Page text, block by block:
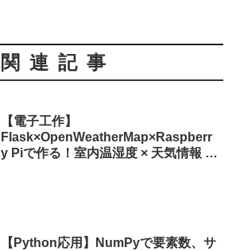
関連記事
【電子工作】
Flask×OpenWeatherMap×Raspberr
y Piで作る！室内温湿度 × 天気情報 ×
【Python応用】NumPyで要素数、サ